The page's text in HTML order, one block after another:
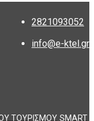
2821093052
info@e-ktel.gr
SMART